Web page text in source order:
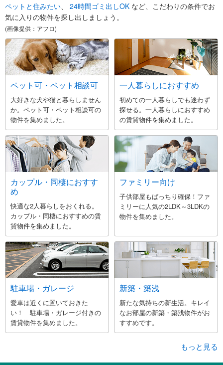
ペットと住みたい 24時間ゴミ出しOK など、こだわりの条件でお
気に入りの物件を探し出しましょう。
(画像提供：アフロ)
ペット可・ペット相談可
大好きな犬や猫と暮らしません
か。ペット可・ペット相談可の
物件を集めました。
一人暮らしにおすすめ
初めての一人暮らしでも迷わず
探せる。一人暮らしにおすすめ
の賃貸物件を集めました。
カップル・同棲におすす
め
快適な2人暮らしをおくれる。
カップル・同棲におすすめの賃
貸物件を集めました。
ファミリー向け
子供部屋もばっちり確保！ファ
ミリーに人気の2LDK～3LDKの
物件を集めました。
駐車場・ガレージ
愛車は近くに置いておきた
い！ 駐車場・ガレージ付きの
賃貸物件を集めました。
新築・築浅
新たな気持ちの新生活。キレイ
なお部屋の新築・築浅物件がお
すすめです。
もっと見る